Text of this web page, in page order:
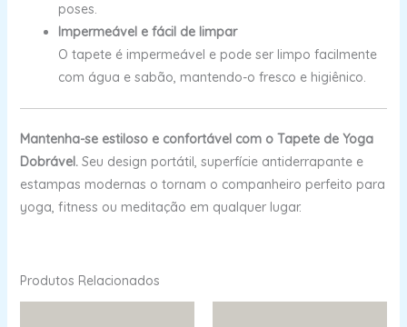
poses.
Impermeável e fácil de limpar
O tapete é impermeável e pode ser limpo facilmente
com água e sabão, mantendo-o fresco e higiênico.
Mantenha-se estiloso e confortável com o Tapete de Yoga
Dobrável.Seu design portátil, superfície antiderrapante e
estampas modernas o tornam o companheiro perfeito para
yoga, fitness ou meditação em qualquer lugar.
Produtos Relacionados